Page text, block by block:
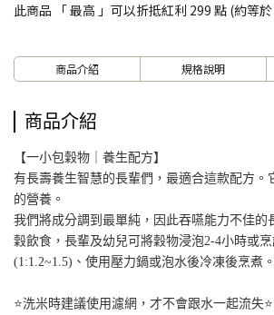
此商品 「 最高 」可以折抵紅利 299 點 (約等於
商品介紹 規格說明
商品介紹
【一小包穀物｜養生配方】
有長壽養生智慧的長輩們，最適合這款配方。
的營養。
我們將成分調到最單純，因此吞嚥能力不佳的
穀飲食，長輩及幼兒可將穀物浸泡2-4小時或
(1:1.2~1.5)、使用壓力鍋或泡水後冷凍後烹煮。
⭐洗米時建議使用濾網，才不會跟水一起流失⭐